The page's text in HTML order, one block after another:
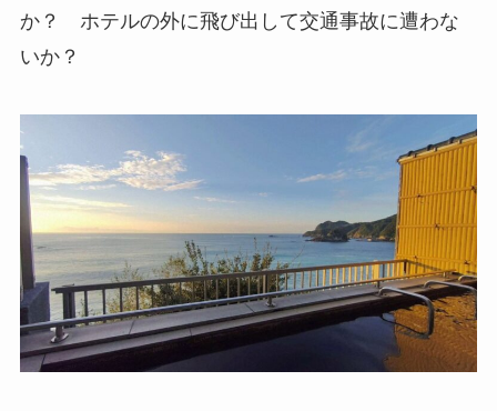
か？ ホテルの外に飛び出して交通事故に遭わな
いか？